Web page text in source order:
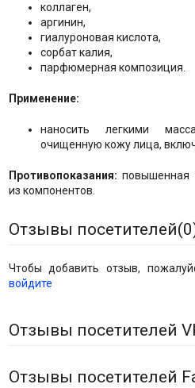
коллаген,
аргинин,
гиалуроновая кислота,
сорбат калия,
парфюмерная композиция.
Применение:
наносить легкими
очищенную кожу лица,
Противопоказания:повышенная
из компонентов.
Отзывы посетителей(0
Чтобы добавить отзыв,
войдите
Отзывы посетителей
Отзывы посетителей